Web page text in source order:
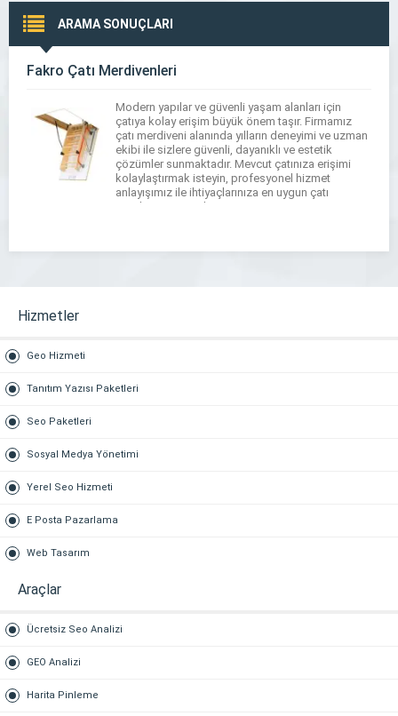
ARAMA SONUÇLARI
Fakro Çatı Merdivenleri
Modern yapılar ve güvenli yaşam alanları için
çatıya kolay erişim büyük önem taşır. Firmamız
çatı merdiveni alanında yılların deneyimi ve uzman
ekibi ile sizlere güvenli, dayanıklı ve estetik
çözümler sunmaktadır. Mevcut çatınıza erişimi
kolaylaştırmak isteyin, profesyonel hizmet
anlayışımız ile ihtiyaçlarınıza en uygun çatı
merdiveni çözümlerini sunuyoruz. Firmamızın
Hizmetler
Geo Hizmeti
Tanıtım Yazısı Paketleri
Seo Paketleri
Sosyal Medya Yönetimi
Yerel Seo Hizmeti
E Posta Pazarlama
Web Tasarım
Araçlar
Ücretsiz Seo Analizi
GEO Analizi
Harita Pinleme